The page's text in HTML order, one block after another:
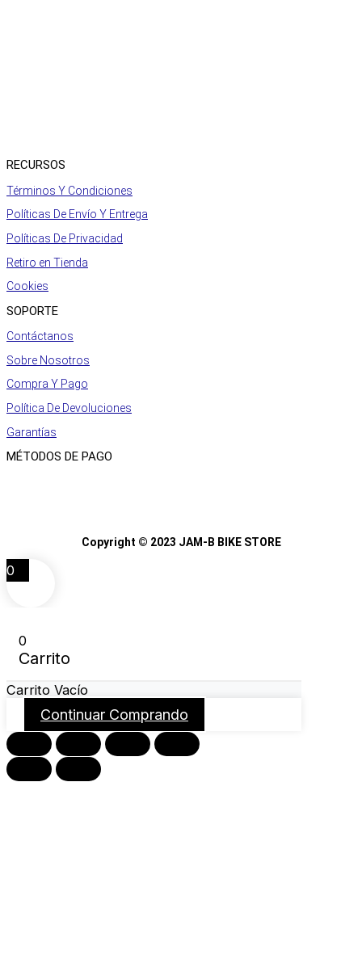
RECURSOS
Términos Y Condiciones
Políticas De Envío Y Entrega
Políticas De Privacidad
Retiro en Tienda
Cookies
SOPORTE
Contáctanos
Sobre Nosotros
Compra Y Pago
Política De Devoluciones
Garantías
MÉTODOS DE PAGO
Copyright © 2023 JAM-B BIKE STORE
0
0
Carrito
Carrito Vacío
Continuar Comprando